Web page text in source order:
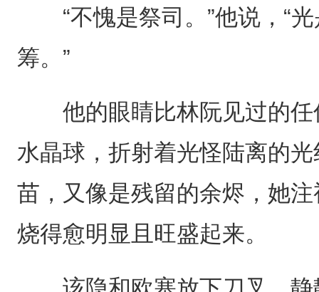
“不愧是祭司。”他说，“光
筹。”
他的眼睛比林阮见过的任
水晶球，折射着光怪陆离的
苗，又像是残留的余烬，她
烧得愈明显且旺盛起来。